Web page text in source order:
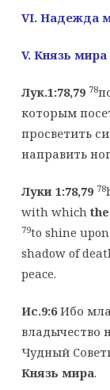
VI. Надежда
V. Князь мира
Лук.1:78,79 78
которым
просветить
направить
Луки 1:78,79 78
with which
79to shine
shadow of
peace.
Ис.9:6Ибо
владычество
Чудный
Князь мира.